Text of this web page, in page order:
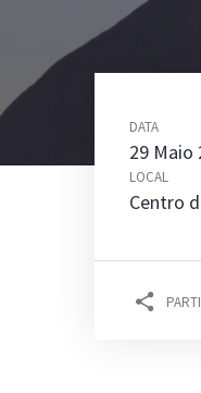
DATA
29 Maio
LOCAL
Centro